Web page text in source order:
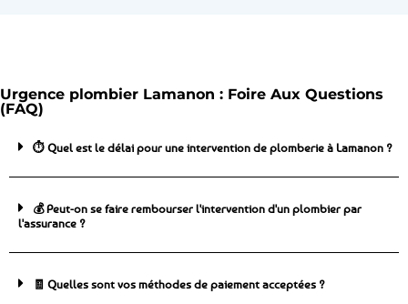
Urgence plombier Lamanon : Foire Aux Questions
(FAQ)
⏱️ Quel est le délai pour une intervention de plomberie à Lamanon ?
💰 Peut-on se faire rembourser l'intervention d'un plombier par
l'assurance ?
🧾 Quelles sont vos méthodes de paiement acceptées ?